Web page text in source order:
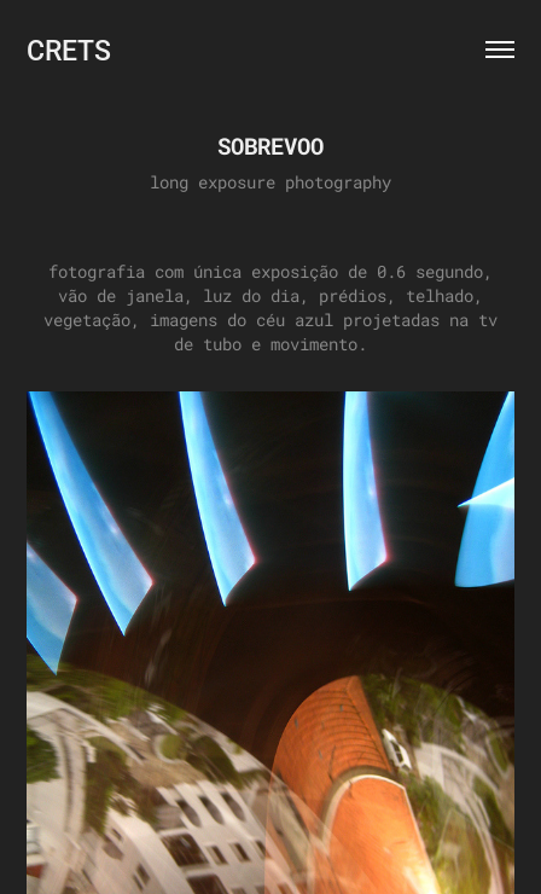
CRETS
SOBREVOO
long exposure photography
fotografia com única exposição de 0.6 segundo,
vão de janela, luz do dia, prédios, telhado,
vegetação, imagens do céu azul projetadas na tv
de tubo e movimento.